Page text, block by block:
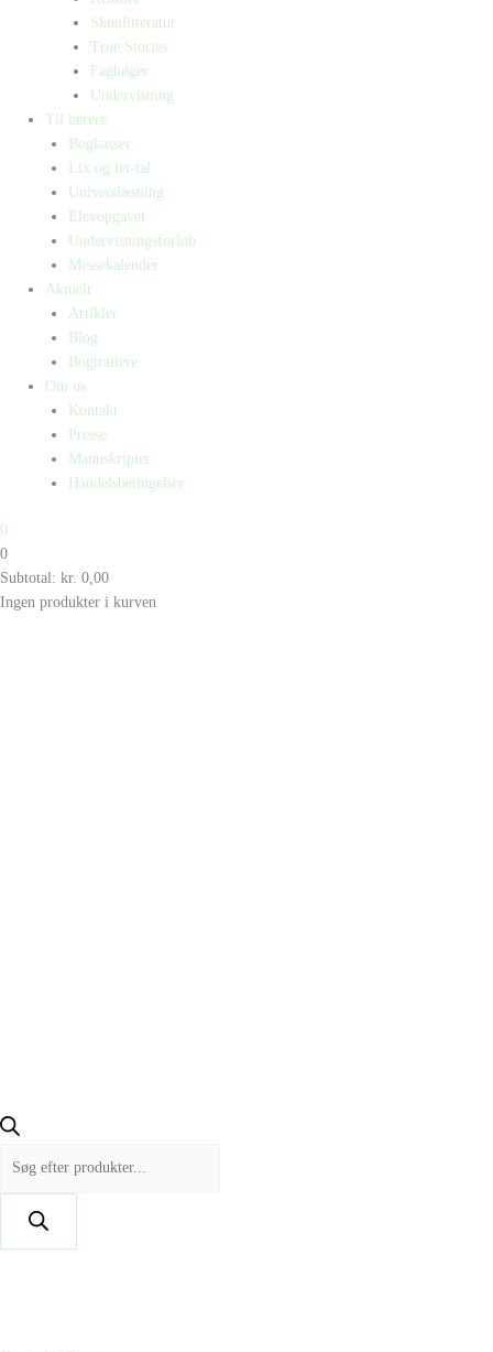
Skønlitteratur
True Stories
Fagbøger
Undervisning
Til lærere
Bogkasser
Lix og let-tal
Universlæsning
Elevopgaver
Undervisningsforløb
Messekalender
Aktuelt
Artikler
Blog
Bogtrailere
Om os
Kontakt
Presse
Manuskripter
Handelsbetingelser
0
0
Subtotal: kr. 0,00
Ingen produkter i kurven